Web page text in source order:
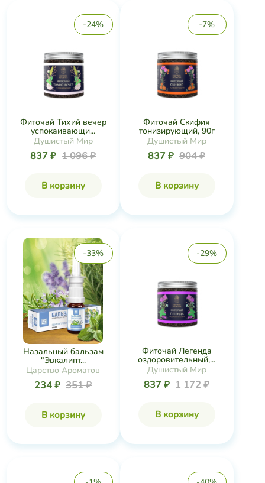
-24%
Фиточай Тихий вечер
успокаивающи...
Душистый Мир
837 ₽ 1 096 ₽
В корзину
-7%
Фиточай Скифия
тонизирующий, 90г
Душистый Мир
837 ₽ 904 ₽
В корзину
-33%
Назальный бальзам
"Эвкалипт...
Царство Ароматов
234 ₽ 351 ₽
В корзину
-29%
Фиточай Легенда
оздоровительный,...
Душистый Мир
837 ₽ 1 172 ₽
В корзину